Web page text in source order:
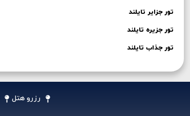
تور جزایر تایلند
تور جزیره تایلند
تور جذاب تایلند
رزرو هتل